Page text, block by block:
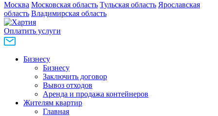
Москва Московская область Тульская область Ярославская
область Владимирская область
Оплатить услуги
Бизнесу
Бизнесу
Заключить договор
Вывоз отходов
Аренда и продажа контейнеров
Жителям квартир
Главная